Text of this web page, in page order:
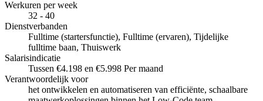
Werkuren per week
32 - 40
Dienstverbanden
Fulltime (startersfunctie), Fulltime (ervaren), Tijdelijke
fulltime baan, Thuiswerk
Salarisindicatie
Tussen €4.198 en €5.998 Per maand
Verantwoordelijk voor
het ontwikkelen en automatiseren van efficiënte, schaalbare